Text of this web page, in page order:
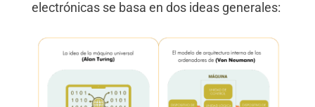
electrónicas se basa en dos ideas generales: